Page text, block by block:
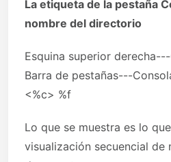
La etiqueta de la pestaña
nombre del directorio
Esquina superior
Barra de pestañas---
<%c> %f
Lo que se muestra es lo
visualización secuencial de